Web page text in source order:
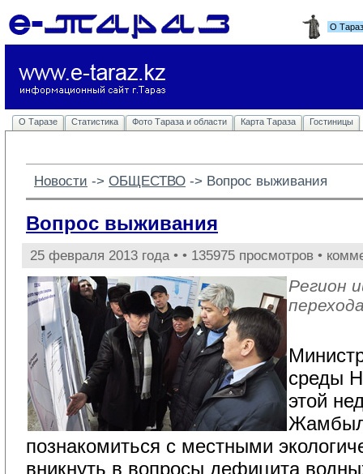
О
О Таразе Статистика Фото Тараза и области Карта Тараза Гостиницы
Новости -> ОБЩЕСТВО -> Вопрос выживания
Вопрос выживания
25 февраля 2013 года • • 135975 просмотров •
Регион
среды
этой
познакомиться с местными
вникнуть в вопросы дефицита